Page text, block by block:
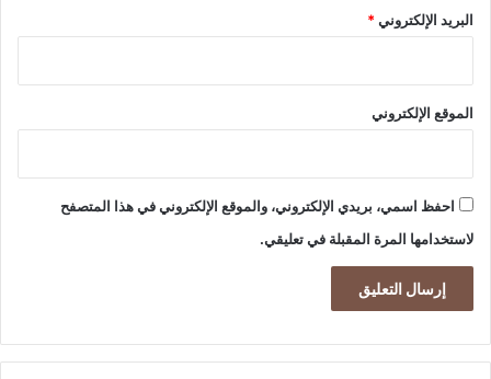
البريد الإلكتروني*
الموقع الإلكتروني
احفظ اسمي، بريدي الإلكتروني، والموقع الإلكتروني في هذا المتصفح
لاستخدامها المرة المقبلة في تعليقي.